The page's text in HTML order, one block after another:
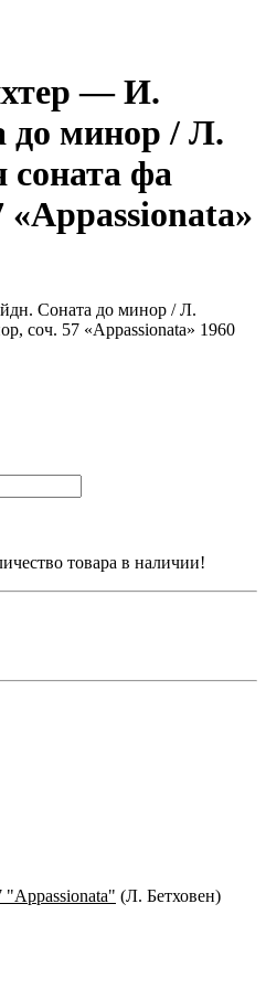
— И.
до минор / Л.
соната фа
товара в наличии!
"Appassionata" (Л. Бетховен)